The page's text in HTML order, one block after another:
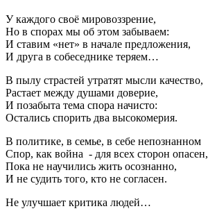
У каждого своё мировоззрение,
Но в спорах мы об этом забываем:
И ставим «нет» в начале предложения,
И друга в собеседнике теряем…
В пылу страстей утратят мысли качество,
Растает между душами доверие,
И позабыта тема спора начисто:
Остались спорить два высокомерия.
В политике, в семье, в себе непознанном
Спор, как война - для всех сторон опасен,
Пока не научились жить осознанно,
И не судить того, кто не согласен.
Не улучшает критика людей…